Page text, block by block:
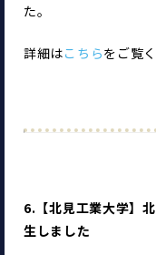
た。
詳細はこちらをご覧
6.【北見工業大学】
生しました